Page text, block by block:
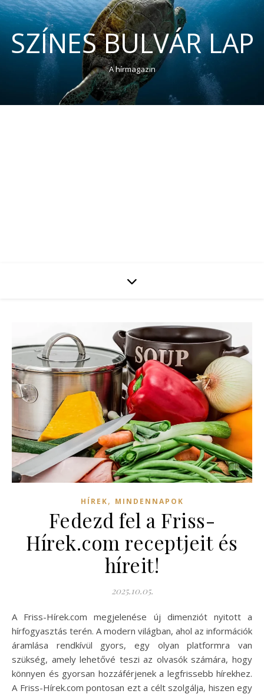
SZÍNES BULVÁR LAP
A hírmagazin
HÍREK, MINDENNAPOK
Fedezd fel a Friss-
Hírek.com receptjeit és
híreit!
2025.10.05.
A Friss-Hírek.com megjelenése új dimenziót nyitott a
hírfogyasztás terén. A modern világban, ahol az információk
áramlása rendkívül gyors, egy olyan platformra van
szükség, amely lehetővé teszi az olvasók számára, hogy
könnyen és gyorsan hozzáférjenek a legfrissebb hírekhez.
A Friss-Hírek.com pontosan ezt a célt szolgálja, hiszen egy